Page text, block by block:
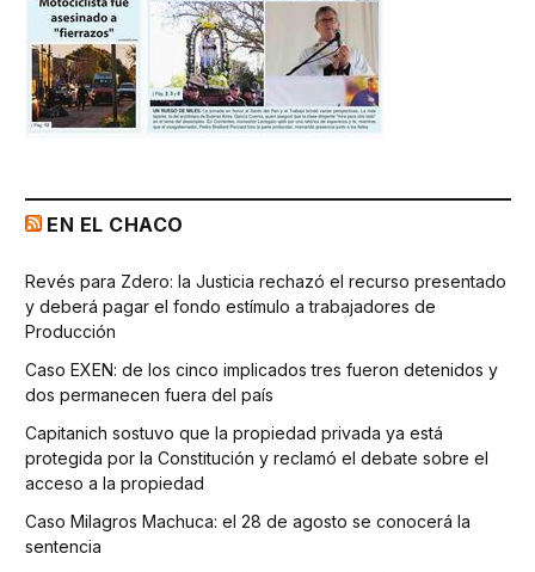
EN EL CHACO
Revés para Zdero: la Justicia rechazó el recurso presentado
y deberá pagar el fondo estímulo a trabajadores de
Producción
Caso EXEN: de los cinco implicados tres fueron detenidos y
dos permanecen fuera del país
Capitanich sostuvo que la propiedad privada ya está
protegida por la Constitución y reclamó el debate sobre el
acceso a la propiedad
Caso Milagros Machuca: el 28 de agosto se conocerá la
sentencia